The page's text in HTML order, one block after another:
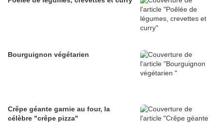
Bourguignon végétarien
Crêpe géante garnie au four, la
célèbre "crêpe pizza"